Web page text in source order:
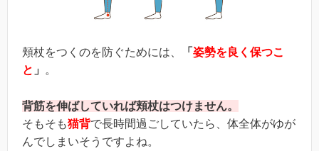
頬杖をつくのを防ぐためには、 「 姿勢を良く保つこ
と 」 。
背筋を伸ばしていれば頬杖はつけません。
そもそも猫背で長時間過ごしていたら、体全体がゆが
んでしまいそうですよね。